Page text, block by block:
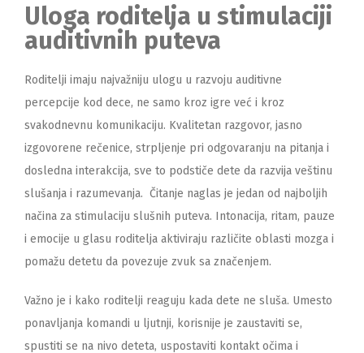
Uloga roditelja u stimulaciji
auditivnih puteva
Roditelji imaju najvažniju ulogu u razvoju auditivne
percepcije kod dece, ne samo kroz igre već i kroz
svakodnevnu komunikaciju. Kvalitetan razgovor, jasno
izgovorene rečenice, strpljenje pri odgovaranju na pitanja i
dosledna interakcija, sve to podstiče dete da razvija veštinu
slušanja i razumevanja. Čitanje naglas je jedan od najboljih
načina za stimulaciju slušnih puteva. Intonacija, ritam, pauze
i emocije u glasu roditelja aktiviraju različite oblasti mozga i
pomažu detetu da povezuje zvuk sa značenjem.
Važno je i kako roditelji reaguju kada dete ne sluša. Umesto
ponavljanja komandi u ljutnji, korisnije je zaustaviti se,
spustiti se na nivo deteta, uspostaviti kontakt očima i